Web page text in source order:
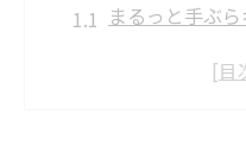
まるっと手ぶ
子供と電車で